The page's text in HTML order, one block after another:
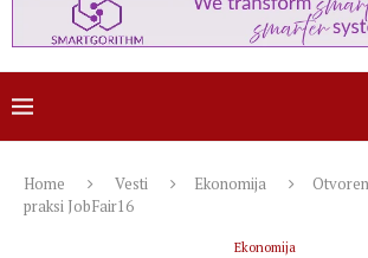
Home Vesti Ekonomija
praksi JobFair16
Ekonomija